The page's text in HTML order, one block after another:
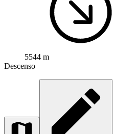
5544 m
Descenso